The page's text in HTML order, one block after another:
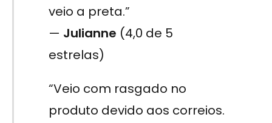
veio a preta.”
— Julianne (4,0 de 5
estrelas)
“Veio com rasgado no
produto devido aos correios.